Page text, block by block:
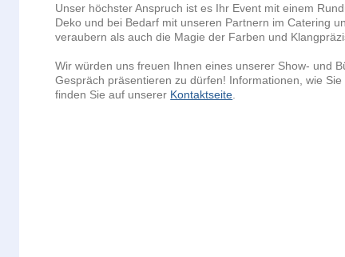
Unser höchster Anspruch ist es Ihr Event mit einem
Deko und bei Bedarf mit unseren Partnern im Catering
veraubern als auch die Magie der Farben und
Wir würden uns freuen Ihnen eines unserer Show- und
Gespräch präsentieren zu dürfen! Informationen, wie
finden Sie auf unserer Kontaktseite